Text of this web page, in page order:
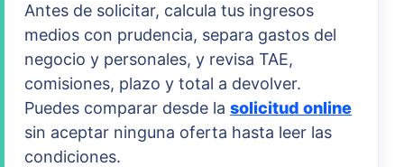
Antes de solicitar, calcula tus ingresos
medios con prudencia, separa gastos del
negocio y personales, y revisa TAE,
comisiones, plazo y total a devolver.
Puedes comparar desde la solicitud online
sin aceptar ninguna oferta hasta leer las
condiciones.